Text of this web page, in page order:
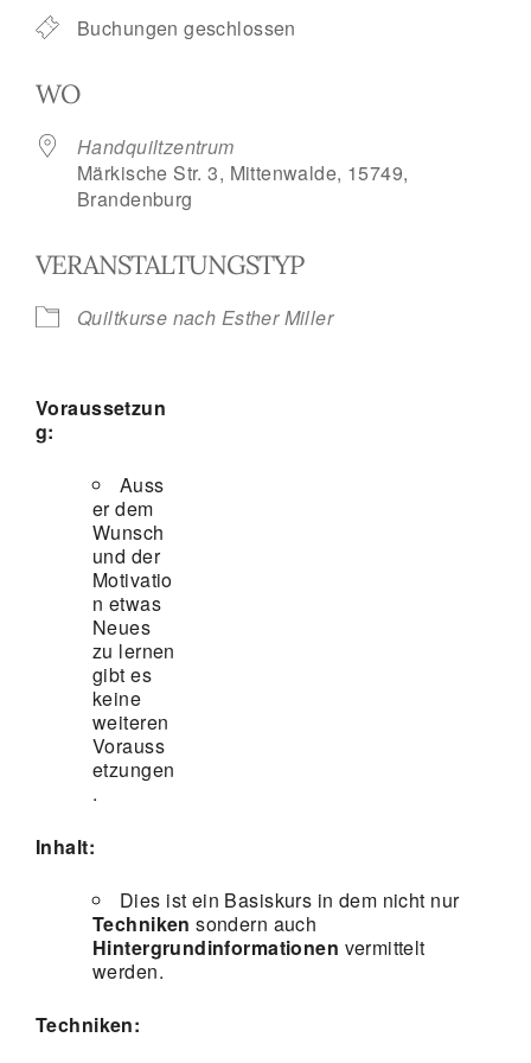
Buchungen geschlossen
WO
Handquiltzentrum
Märkische Str. 3, Mittenwalde, 15749,
Brandenburg
VERANSTALTUNGSTYP
Quiltkurse nach Esther Miller
Voraussetzun
g:
Auss
er dem
Wunsch
und der
Motivatio
n etwas
Neues
zu lernen
gibt es
keine
weiteren
Vorauss
etzungen
.
Inhalt:
Dies ist ein Basiskurs in dem nicht nur
Techniken sondern auch
Hintergrundinformationen vermittelt
werden.
Techniken: